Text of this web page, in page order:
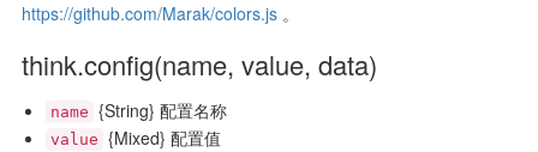
https://github.com/Marak/colors.js。
think.config(name, value, data)
name {String} 配置名称
value {Mixed} 配置值